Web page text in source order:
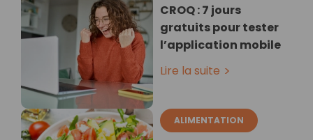
CROQ : 7 jours
gratuits pour tester
l’application mobile
Lire la suite
ALIMENTATION